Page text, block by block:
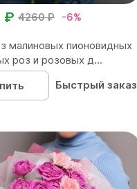
4260 ₽ -6%
₽
малиновых пионовидных
роз и розовых д...
Быстрый заказ